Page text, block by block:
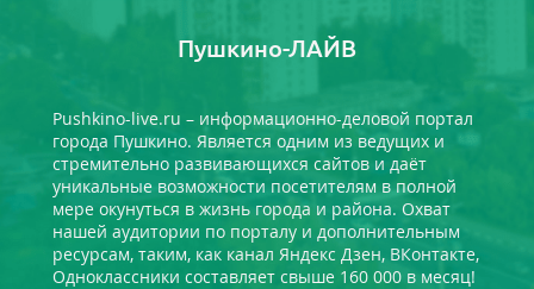
Пушкино-ЛАЙВ
Pushkino-live.ru – информационно-деловой портал
города Пушкино. Является одним из ведущих и
стремительно развивающихся сайтов и даёт
уникальные возможности посетителям в полной
мере окунуться в жизнь города и района. Охват
нашей аудитории по порталу и дополнительным
ресурсам, таким, как канал Яндекс Дзен, ВКонтакте,
Одноклассники составляет свыше 160 000 в месяц!